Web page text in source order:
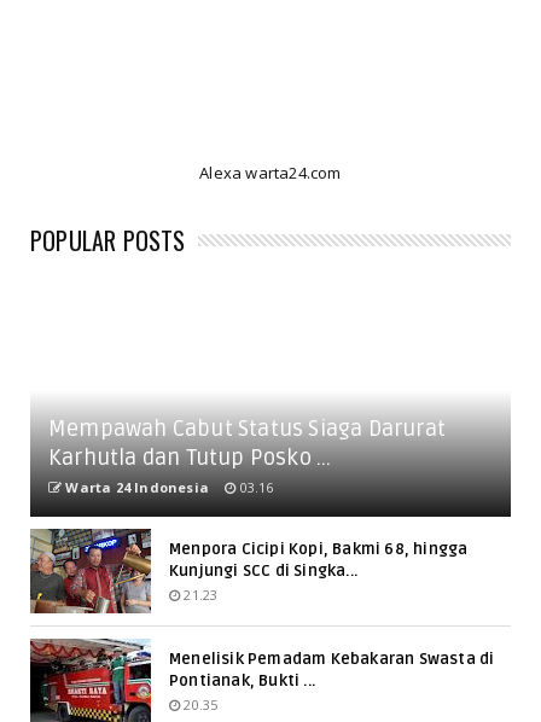
Alexa warta24.com
POPULAR POSTS
Mempawah Cabut Status Siaga Darurat
Karhutla dan Tutup Posko ...
Warta 24 Indonesia 03.16
Menpora Cicipi Kopi, Bakmi 68, hingga
Kunjungi SCC di Singka...
21.23
Menelisik Pemadam Kebakaran Swasta di
Pontianak, Bukti ...
20.35